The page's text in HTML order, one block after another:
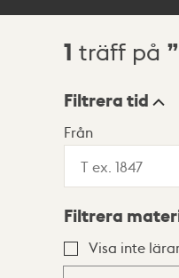
1 träff på
Visningsläge
Lista
Filtrera tid
Från
Filtrera
Visa inte